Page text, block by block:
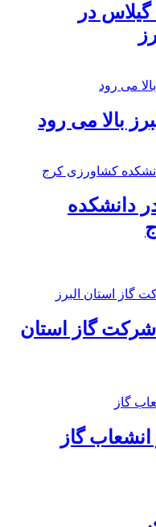
در
بالا می رود
دانشکده
شرکت گاز استان
گاز